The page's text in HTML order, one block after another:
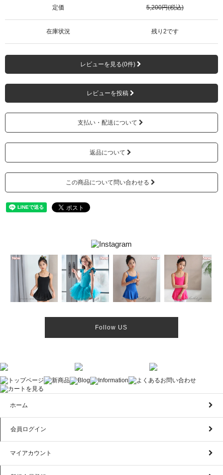
定価 5,200円(税込)
在庫状況 残り2です
レビューを見る(0件)
レビューを投稿
支払い・配送について
返品について
この商品について問い合わせる
Follow US
ホーム
会員ログイン
マイアカウント